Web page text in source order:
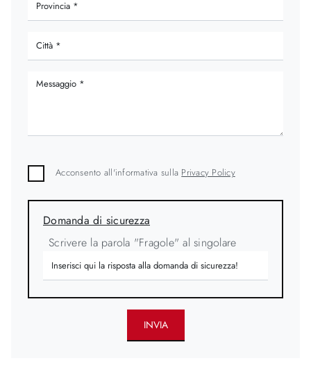
Acconsento all'informativa sulla Privacy Policy
Domanda di sicurezza
Scrivere la parola "Fragole" al singolare
INVIA